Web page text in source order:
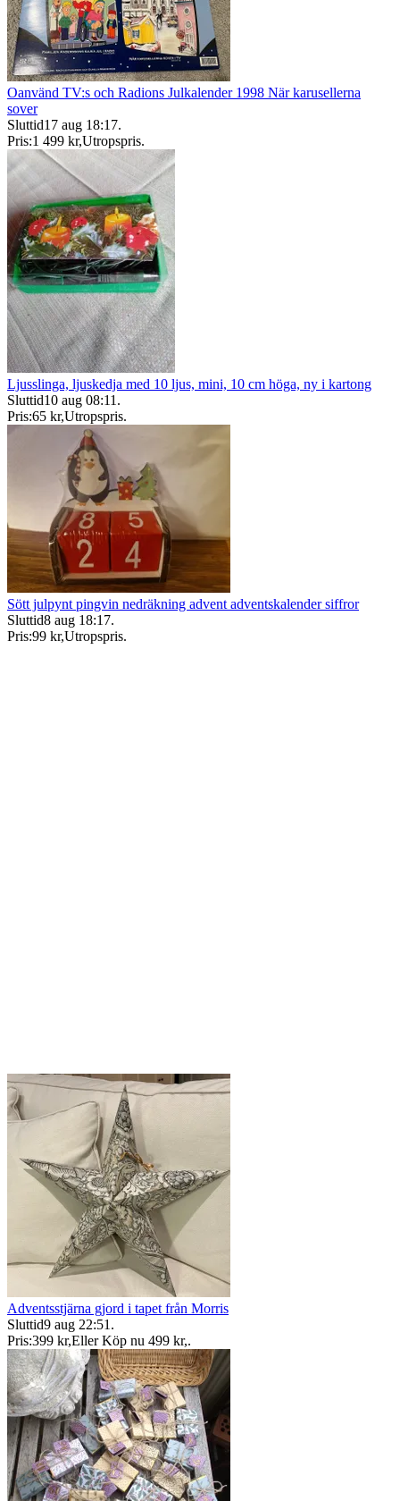
Oanvänd TV:s och Radions Julkalender 1998 När karusellerna
sover
Sluttid17 aug 18:17.
Pris:1 499 kr,Utropspris.
Ljusslinga, ljuskedja med 10 ljus, mini, 10 cm höga, ny i kartong
Sluttid10 aug 08:11 .
Pris:65 kr,Utropspris.
Sött julpynt pingvin nedräkning advent adventskalender siffror
Sluttid8 aug 18:17.
Pris:99 kr,Utropspris.
Adventsstjärna gjord i tapet från Morris
Sluttid9 aug 22:51 .
Pris:399 kr,Eller Köp nu 499 kr,.